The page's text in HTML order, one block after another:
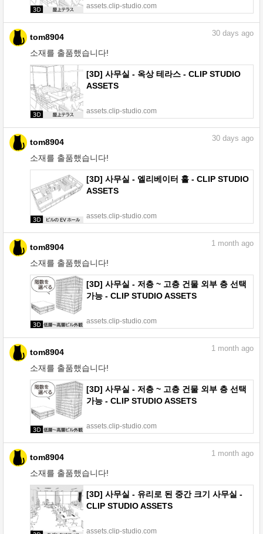
assets.clip-studio.com
tom8904
소재를 출품했습니다!
30 days ago
[3D] 사무실 - 옥상 테라스 - CLIP STUDIO
ASSETS
assets.clip-studio.com
tom8904
소재를 출품했습니다!
30 days ago
[3D] 사무실 - 엘리베이터 홀 - CLIP STUDIO
ASSETS
assets.clip-studio.com
tom8904
소재를 출품했습니다!
1 month ago
[3D] 사무실 - 저층 ~ 고층 건물 외부 층 선택
가능 - CLIP STUDIO ASSETS
assets.clip-studio.com
tom8904
소재를 출품했습니다!
1 month ago
[3D] 사무실 - 저층 ~ 고층 건물 외부 층 선택
가능 - CLIP STUDIO ASSETS
assets.clip-studio.com
tom8904
소재를 출품했습니다!
1 month ago
[3D] 사무실 - 유리로 된 중간 크기 사무실 -
CLIP STUDIO ASSETS
assets.clip-studio.com